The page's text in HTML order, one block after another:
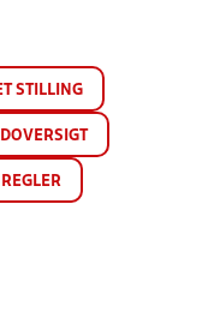
STILLING
REGLER